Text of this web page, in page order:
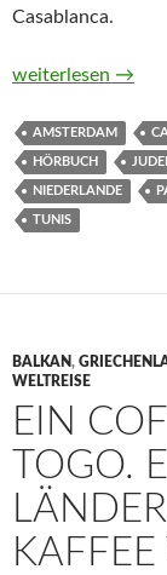
Casablanca.
Oroppa von
weiterlesen →
AMSTERDAM
HÖRBUCH
NIEDERLANDE
TUNIS
BALKAN,
WELTREISE
EIN
TOGO.